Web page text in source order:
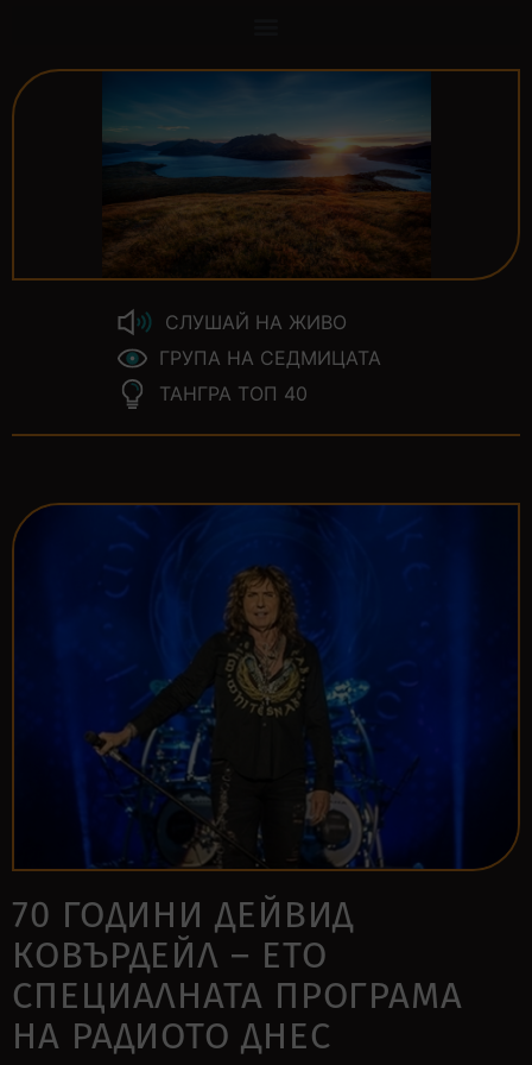
СЛУШАЙ НА ЖИВО
ГРУПА НА СЕДМИЦАТА
ТАНГРА ТОП 40
70 ГОДИНИ ДЕЙВИД
КОВЪРДЕЙЛ – ЕТО
СПЕЦИАЛНАТА ПРОГРАМА
НА РАДИОТО ДНЕС